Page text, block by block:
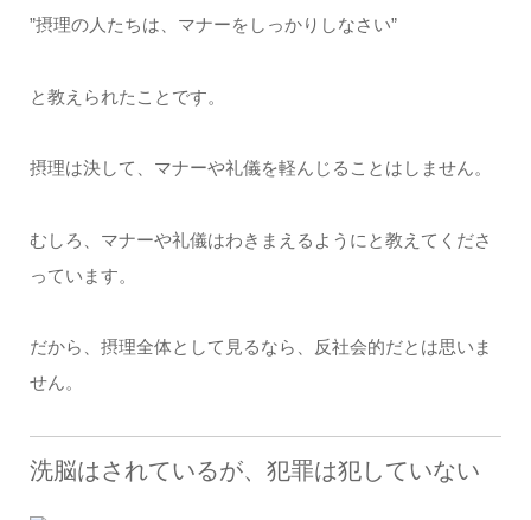
”摂理の人たちは、マナーをしっかりしなさい”
と教えられたことです。
摂理は決して、マナーや礼儀を軽んじることはしません。
むしろ、マナーや礼儀はわきまえるようにと教えてくださ
っています。
だから、摂理全体として見るなら、反社会的だとは思いま
せん。
洗脳はされているが、犯罪は犯していない